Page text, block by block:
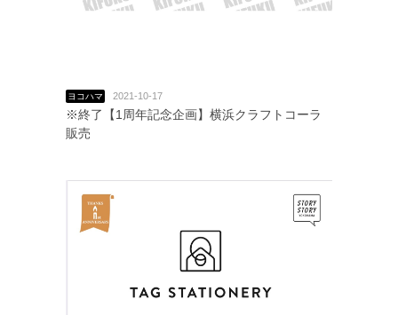
ヨコハマ 2021-10-17
※終了【1周年記念企画】横浜クラフトコーラ
販売